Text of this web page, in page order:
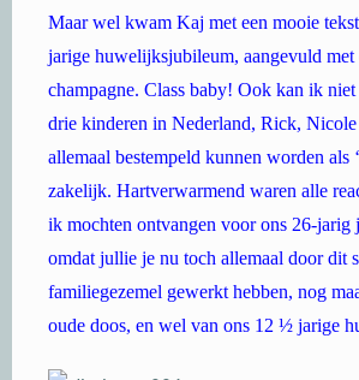
Maar wel kwam Kaj met een mooie
jarige huwelijksjubileum, aangevuld met
champagne. Class baby! Ook kan ik
drie kinderen in Nederland, Rick,
allemaal bestempeld kunnen worden als
zakelijk. Hartverwarmend waren alle
ik mochten ontvangen voor ons 26-jarig
omdat jullie je nu toch allemaal door dit
familiegezemel gewerkt hebben, nog
oude doos, en wel van ons 12 ½ jarige